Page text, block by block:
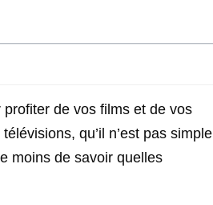
de vos films et de vos
qu’il n’est pas simple
moins de savoir quelles